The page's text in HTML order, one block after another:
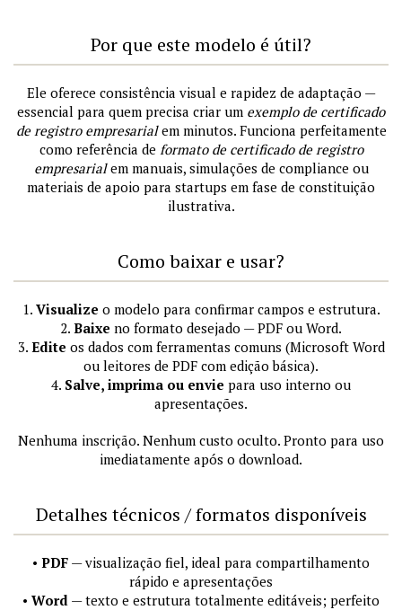
Por que este modelo é útil?
Ele oferece consistência visual e rapidez de adaptação —
essencial para quem precisa criar um exemplo de certificado
de registro empresarialem minutos. Funciona perfeitamente
como referência de formato de certificado de registro
empresarialem manuais, simulações de compliance ou
materiais de apoio para startups em fase de constituição
ilustrativa.
Como baixar e usar?
1. Visualize o modelo para confirmar campos e estrutura.
2. Baixe no formato desejado — PDF ou Word.
3. Edite os dados com ferramentas comuns (Microsoft Word
ou leitores de PDF com edição básica).
4. Salve, imprima ou envie para uso interno ou
apresentações.
Nenhuma inscrição. Nenhum custo oculto. Pronto para uso
imediatamente após o download.
Detalhes técnicos / formatos disponíveis
• PDF — visualização fiel, ideal para compartilhamento
rápido e apresentações
• Word — texto e estrutura totalmente editáveis; perfeito